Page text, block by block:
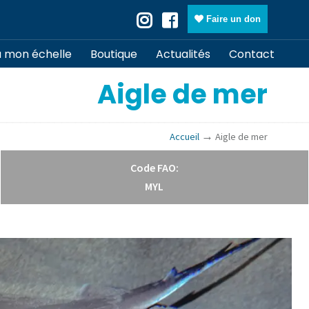
Faire un don
mon échelle Boutique Actualités Contact
Aigle de mer
Accueil→ Aigle de mer
Code FAO:
MYL